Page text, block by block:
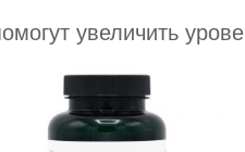
увеличить